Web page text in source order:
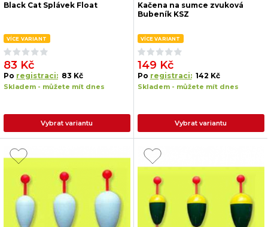
Black Cat Splávek Float
VÍCE VARIANT
83 Kč
Po registraci: 83 Kč
Skladem - můžete mít dnes
Vybrat variantu
Kačena na sumce zvuková
Bubeník KSZ
VÍCE VARIANT
149 Kč
Po registraci: 142 Kč
Skladem - můžete mít dnes
Vybrat variantu